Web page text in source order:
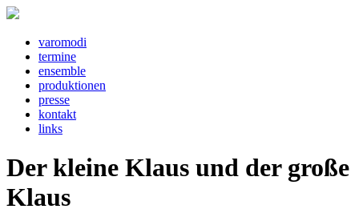
varomodi
termine
ensemble
produktionen
presse
kontakt
links
Der kleine Klaus und der große
Klaus